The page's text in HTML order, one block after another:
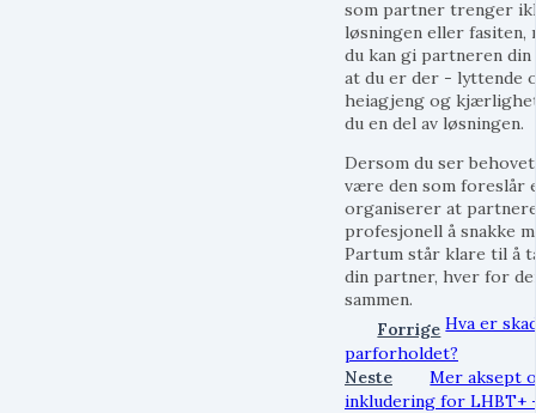
som partner trenger
løsningen eller fasiten,
du kan gi partneren din
at du er der - lyttende
heiagjeng og
du en del av løsningen.
Dersom du ser
være den som foreslår
organiserer at
profesjonell å snakke
Partum står klare til å
din partner, hver for
sammen.
Forrige Hva er
parforholdet?
Neste
Mer aksept
inkludering for LHBT+